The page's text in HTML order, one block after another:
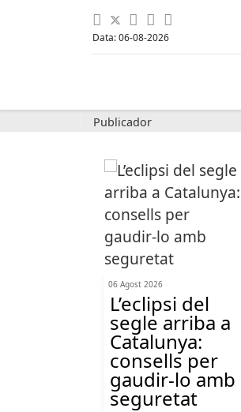
Data: 06-08-2026
Publicador
06 Agost 2026
L’eclipsi del
segle arriba a
Catalunya:
consells per
gaudir-lo amb
seguretat